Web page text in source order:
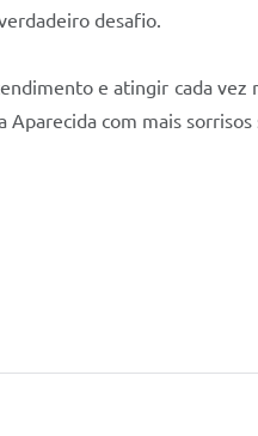
desafio.
e atingir cada
com mais sorrisos